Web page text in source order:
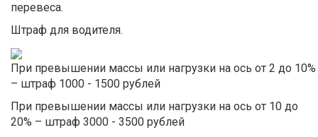
перевеса.
Штраф для водителя.
При превышении массы или нагрузки на ось от 2 до 10%
– штраф 1000 - 1500 рублей
При превышении массы или нагрузки на ось от 10 до
20% – штраф 3000 - 3500 рублей